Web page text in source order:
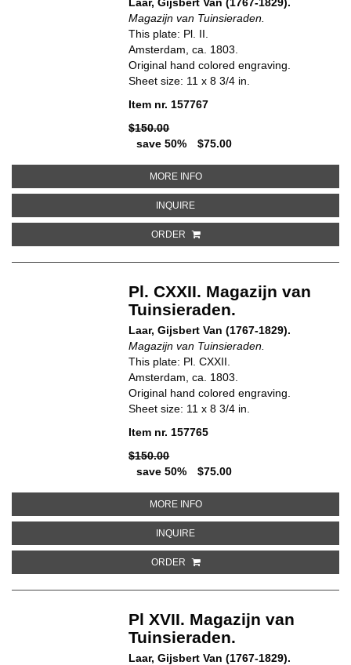
Magazijn van Tuinsieraden.
This plate: Pl. II.
Amsterdam, ca. 1803.
Original hand colored engraving.
Sheet size: 11 x 8 3/4 in.
Item nr. 157767
$150.00
save 50%
$75.00
MORE INFOABOUT PL. II. MAGAZIJN VAN
INQUIREABOUT PL. II. MAGAZIJN VAN
ORDER
Pl. CXXII. Magazijn van
Tuinsieraden.
Laar, Gijsbert Van (1767-1829).
Magazijn van Tuinsieraden.
This plate: Pl. CXXII.
Amsterdam, ca. 1803.
Original hand colored engraving.
Sheet size: 11 x 8 3/4 in.
Item nr. 157765
$150.00
save 50%
$75.00
MORE INFOABOUT PL. CXXII. MAGAZIJN
INQUIREABOUT PL. CXXII. MAGAZIJN VAN
ORDER
Pl XVII. Magazijn van
Tuinsieraden.
Laar, Gijsbert Van (1767-1829).